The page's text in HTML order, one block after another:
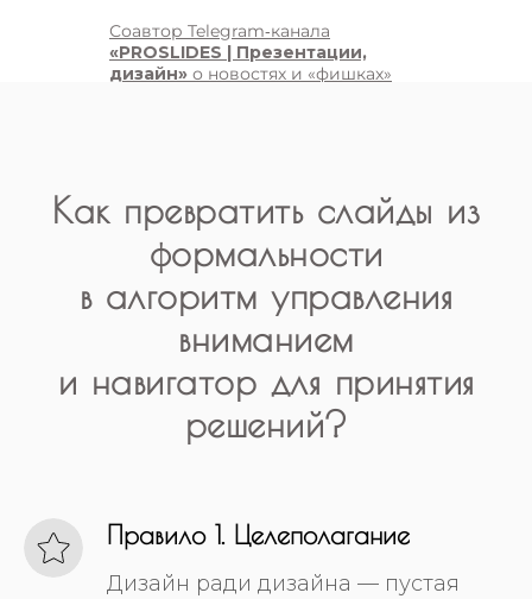
Соавтор Telegram‑канала
«PROSLIDES | Презентации,
дизайн» о новостях и «фишках»
Как превратить слайды из
формальности
в алгоритм управления
вниманием
и навигатор для принятия
решений?
Правило 1. Целеполагание
Дизайн ради дизайна — пустая